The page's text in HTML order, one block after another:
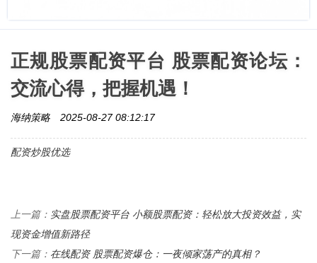
正规股票配资平台 股票配资论坛：
交流心得，把握机遇！
海纳策略 2025-08-27 08:12:17
配资炒股优选
上一篇： 实盘股票配资平台 小额股票配资：轻松放大投资效益，实
现资金增值新路径
下一篇： 在线配资 股票配资爆仓：一夜倾家荡产的真相？